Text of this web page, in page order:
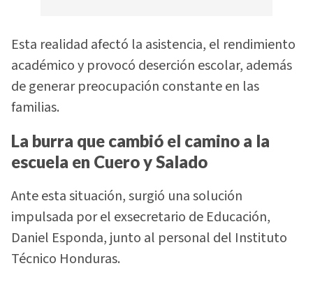
Esta realidad afectó la asistencia, el rendimiento
académico y provocó deserción escolar, además
de generar preocupación constante en las
familias.
La burra que cambió el camino a la
escuela en Cuero y Salado
Ante esta situación, surgió una solución
impulsada por el exsecretario de Educación,
Daniel Esponda, junto al personal del Instituto
Técnico Honduras.